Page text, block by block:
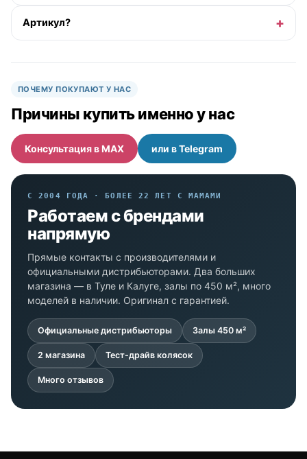
Артикул?
ПОЧЕМУ ПОКУПАЮТ У НАС
Причины купить именно у нас
Консультация в MAX или в Telegram
С 2004 ГОДА · БОЛЕЕ 22 ЛЕТ С МАМАМИ
Работаем с брендами
напрямую
Прямые контакты с производителями и
официальными дистрибьюторами. Два больших
магазина — в Туле и Калуге, залы по 450 м², много
моделей в наличии. Оригинал с гарантией.
Официальные дистрибьюторы Залы 450 м²
2 магазина Тест-драйв колясок
Много отзывов